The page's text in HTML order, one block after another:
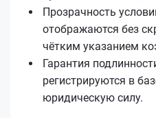
Прозрачность
отображаются без
чётким указанием
Гарантия
регистрируются в
юридическую силу.